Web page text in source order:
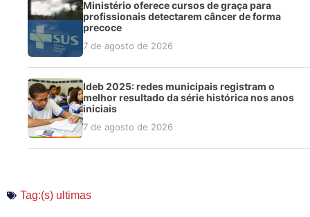
Ministério oferece cursos de graça para
profissionais detectarem câncer de forma
precoce
7 de agosto de 2026
Ideb 2025: redes municipais registram o
melhor resultado da série histórica nos anos
iniciais
7 de agosto de 2026
Tag:(s) ultimas